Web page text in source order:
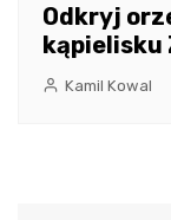
Odkryj
kąpielisku
Kamil Kowal